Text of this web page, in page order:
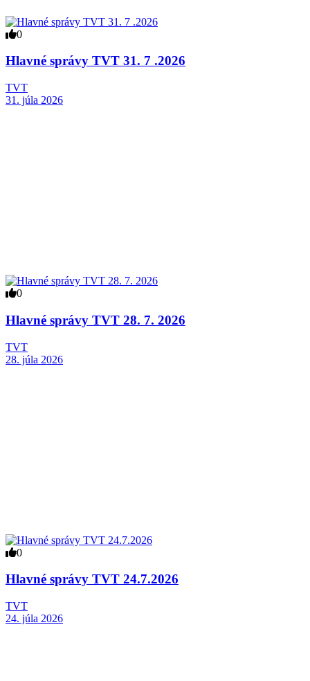
0
Hlavné správy TVT 31. 7 .2026
TVT
31. júla 2026
0
Hlavné správy TVT 28. 7. 2026
TVT
28. júla 2026
0
Hlavné správy TVT 24.7.2026
TVT
24. júla 2026